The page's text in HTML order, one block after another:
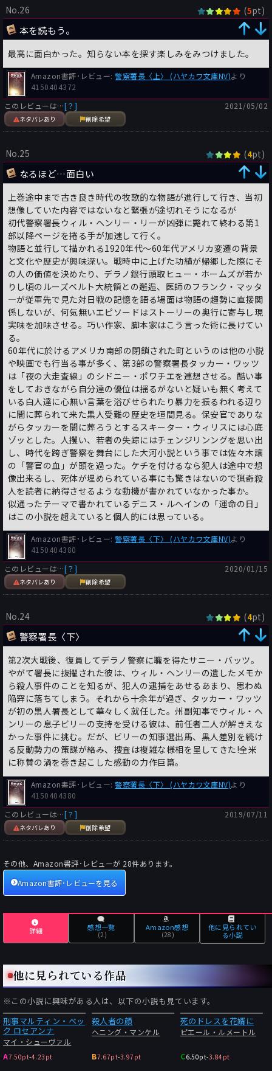
No.26 (5pt)
本を読もう。
最高に面白かった。知らない本を探す楽しみをみつけました。
Amazon書評･レビュー:警察署長〈上〉 (ハヤカワ文庫NV)より
4150404372
このレビューは…[？]
ネタバレあり 削除希望
2021/05/02
No.25 (4pt)
なるほど…面白い
上巻途中まで古き良き時代の牧歌的な物語が進行して行き、当初
想像していた内容ではないなと緊張が途切れそうになるが
初代警察署長ウィル・ヘンリー・リーが凶弾に斃れて終わる第1
部以降ページを捲る手が加速して行く。
物語と並行して描かれる1920年代～60年代アメリカ変遷の背景
と文化や歴史が興味深い。戦時中に上げた功績が帰郷した際にそ
の人の価値を決めたり、デラノ銀行頭取ヒュー・ホームズが若か
りし頃のルーズベルト大統領との邂逅、医師のフランク・マッタ
―が従軍先で見た対日戦の記憶を語る場面は物語の趨勢に直接関
係しないが、何気無いエピソードはストーリーの奥行に寄与し現
実味を加味させる。巧い作家、脚本家はこう言った術に長けてい
る。
60年代に於けるアメリカ南部の閉鎖された町というのは他の小説
や映画でも行当る事が多く、第3部の警察署長タッカー・ワッツ
は「夜の大走査線」のシドニー・ポワチエを連想させる。酷い事
をしておきながら自分達の優位は揺るがないと疑いも無く考えて
いる白人達に心無い言葉を浴びせられたり暴力を振るわれる辺り
に闇に葬られて来た黒人受難の歴史を垣間見る。保安官でありな
がらタッカーを闇に葬ろうとするスキーター・ウィリスには心底
ゾッとした。人攫い、若者の失踪にはチェンジリンングを思い出
し、時代を跨ぎ警察を舞台にした大河小説という事では佐々木譲
の「警官の血」が頭を過った。ケチを付けるなら犯人は途中で想
像出来るし、死体が埋められている事にも驚きはないので猟奇殺
人を読者に納得させるような動機が書かれていなかった事か。
似通ったテーマで書かれているデニス・ルへインの「運命の日」
はこの小説を超えていると個人的には思っている。
Amazon書評･レビュー:警察署長〈下〉 (ハヤカワ文庫NV)より
4150404380
このレビューは…[？]
ネタバレあり 削除希望
2020/01/15
No.24 (4pt)
警察署長〈下〉
第2次大戦後、復員してデラノ警察に職を得たサニー・バッツ。
やがて署長に抜擢された彼は、ウィル・ヘンリーの遺したメモか
ら殺人事件のことを知るが、犯人の逮捕をあせるあまり、思わぬ
陥穽に落ちてしまう。それから十余年が過ぎ、タッカー・ワッツ
が初の黒人署長として華々しく就任した。州副知事でウィル・ヘ
ンリーの息子ビリーの支持を受ける彼は、前任者二人が解きえな
かった事件に挑む。だが、ビリーの知事選出馬、黒人差別を続け
る反動勢力の策謀が絡み、捜査は複雑な様相を呈してきた!全米
に称賛の渦を巻き起こした感動の力作巨篇。
Amazon書評･レビュー:警察署長〈下〉 (ハヤカワ文庫NV)より
4150404380
このレビューは…[？]
ネタバレあり 削除希望
2019/07/11
その他、Amazon書評･レビューが 28件あります。
Amazon書評･レビューを見る
詳細 感想一覧
(2)
Amazon感想
(28)
他に見られてい
る小説
他に見られている作品
※この小説に興味がある人は、以下の小説も見ています。
刑事マルティン・ベッ
ク ロセアンナ
マイ・シューヴァル
A7.50pt-4.23pt
殺人者の顔
ヘニング・マンケル
B7.67pt-3.97pt
死のドレスを花婿に
ピエール・ルメートル
C6.50pt-3.84pt